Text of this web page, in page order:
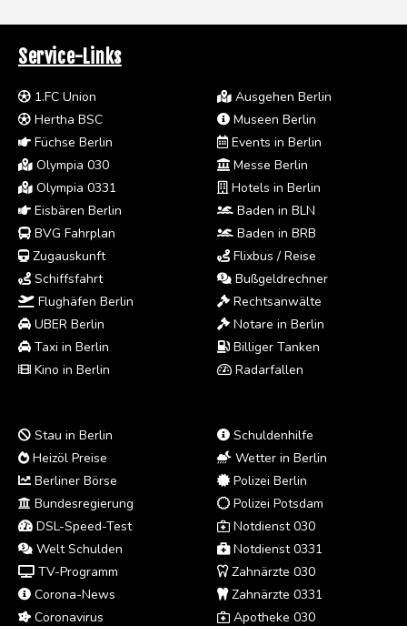
Service-Links
1.FC Union
Hertha BSC
Füchse Berlin
Olympia 030
Olympia 0331
Eisbären Berlin
BVG Fahrplan
Zugauskunft
Schiffsfahrt
Flughäfen Berlin
UBER Berlin
Taxi in Berlin
Kino in Berlin
Ausgehen Berlin
Museen Berlin
Events in Berlin
Messe Berlin
Hotels in Berlin
Baden in BLN
Baden in BRB
Flixbus / Reise
Bußgeldrechner
Rechtsanwälte
Notare in Berlin
Billiger Tanken
Radarfallen
Stau in Berlin
Heizöl Preise
Berliner Börse
Bundesregierung
DSL-Speed-Test
Welt Schulden
TV-Programm
Corona-News
Coronavirus
Schuldenhilfe
Wetter in Berlin
Polizei Berlin
Polizei Potsdam
Notdienst 030
Notdienst 0331
Zahnärzte 030
Zahnärzte 0331
Apotheke 030